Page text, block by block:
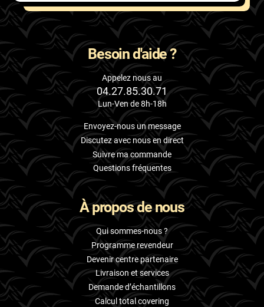
Rolls
Rover
Saab
Santana
Saturn
Scania
Scion
Seat
Skoda
Smart
Ssangyong
Subaru
Suzuki
Besoin d'aide ?
Appelez nous au
04.27.85.30.71
Lun-Ven de 8h-18h
Envoyez-nous un message
Discutez avec nous en direct
Suivre ma commande
Questions fréquentes
À propos de nous
Qui sommes-nous ?
Programme revendeur
Devenir centre partenaire
Livraison et services
Demande d’échantillons
Calcul total covering